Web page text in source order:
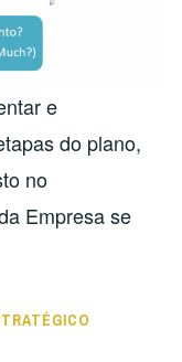
e
do plano,
no
Empresa se